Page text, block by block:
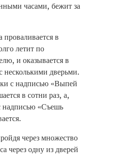
часами, бежит за
в
летит по
и оказывается в
несколькими дверьми.
с надписью «Выпей
в сотни раз, а,
надписью «Съешь
через множество
через одну из дверей